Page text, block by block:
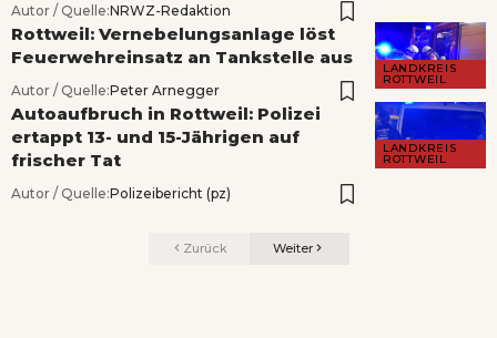
Autor / Quelle:NRWZ-Redaktion
LANDKREIS
ROTTWEIL
Rottweil: Vernebelungsanlage löst
Feuerwehreinsatz an Tankstelle aus
Autor / Quelle:Peter Arnegger
LANDKREIS
ROTTWEIL
Autoaufbruch in Rottweil: Polizei
ertappt 13- und 15-Jährigen auf
frischer Tat
Autor / Quelle:Polizeibericht (pz)
Zurück Weiter